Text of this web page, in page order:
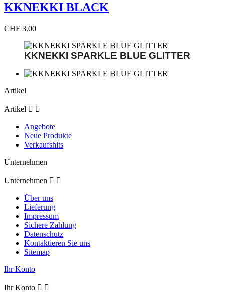
KKNEKKI BLACK
CHF 3.00
KKNEKKI SPARKLE BLUE GLITTER
Artikel
Artikel  
Angebote
Neue Produkte
Verkaufshits
Unternehmen
Unternehmen  
Über uns
Lieferung
Impressum
Sichere Zahlung
Datenschutz
Kontaktieren Sie uns
Sitemap
Ihr Konto
Ihr Konto  